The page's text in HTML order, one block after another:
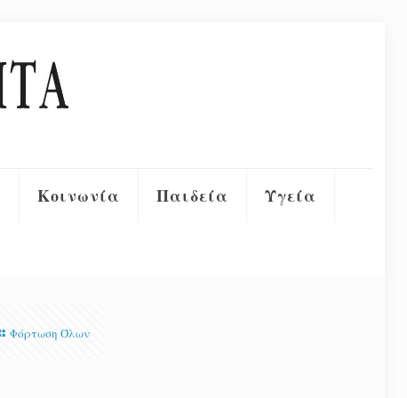
Κοινωνία Παιδεία Υγεία
Φόρτωση Όλων